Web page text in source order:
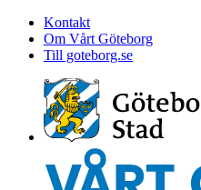
Kontakt
Om Vårt Göteborg
Till goteborg.se